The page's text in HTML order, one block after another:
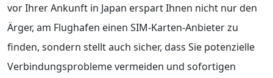
vor Ihrer Ankunft in Japan erspart Ihnen nicht nur den
Ärger, am Flughafen einen SIM-Karten-Anbieter zu
finden, sondern stellt auch sicher, dass Sie potenzielle
Verbindungsprobleme vermeiden und sofortigen